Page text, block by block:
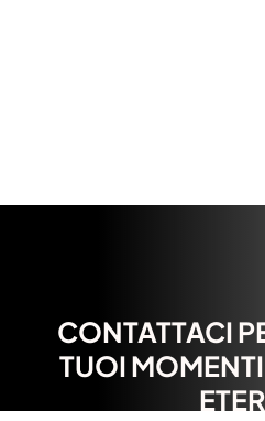
CONTATTACI
TUOI